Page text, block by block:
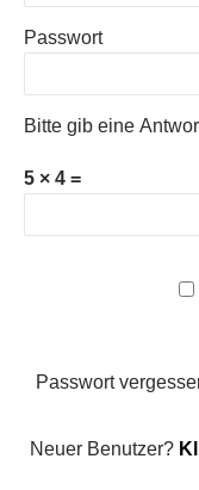
Passwort
Bitte gib eine
5 × 4 =
Passwort
Neuer Benutzer?